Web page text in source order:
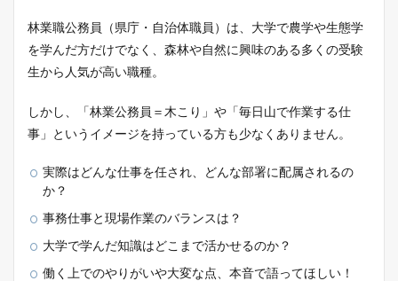
林業職公務員（県庁・自治体職員）は、大学で農学や生態学
を学んだ方だけでなく、森林や自然に興味のある多くの受験
生から人気が高い職種。
しかし、「林業公務員＝木こり」や「毎日山で作業する仕
事」というイメージを持っている方も少なくありません。
実際はどんな仕事を任され、どんな部署に配属されるの
か？
事務仕事と現場作業のバランスは？
大学で学んだ知識はどこまで活かせるのか？
働く上でのやりがいや大変な点、本音で語ってほしい！